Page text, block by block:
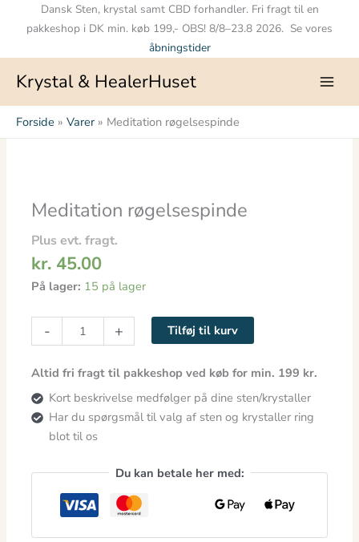
Dansk Sten, krystal samt CBD forhandler. Fri fragt til en
pakkeshop i DK min. køb 199,- OBS! 8/8–23.8 2026. Se vores
åbningstider
Krystal & HealerHuset
Forside Varer Meditation røgelsespinde
Meditation røgelsespinde
Plus evt. fragt.
kr. 45.00
På lager: 15 på lager
-
antal
+ Tilføj til kurv
Altid fri fragt til pakkeshop ved køb for min. 199 kr.
Kort beskrivelse medfølger på dine sten/krystaller
Har du spørgsmål til valg af sten og krystaller ring
blot til os
Du kan betale her med: